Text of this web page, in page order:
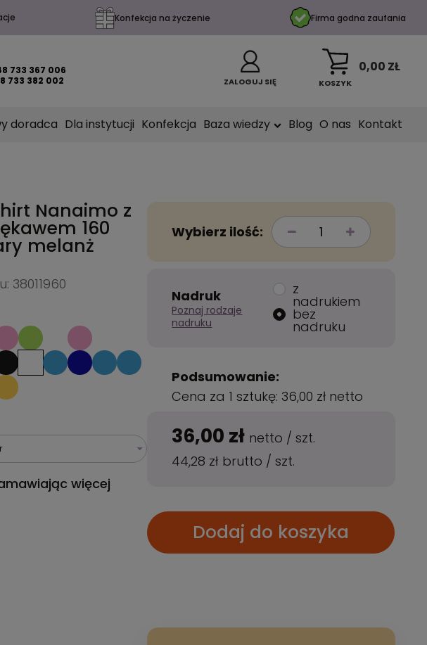
Konfekcja na życzenie Firma godna zaufania
733 367 006
733 382 002 ZALOGUJ SIĘ KOSZYK
0,00 ZŁ
doradca Dla instytucji Konfekcja Baza wiedzy Blog O nas Kontakt
Nanaimo z
160
melanż
38011960
więcej
Wybierz ilość:
Nadruk
Poznaj rodzaje
nadruku
z
nadrukiem
bez
nadruku
Podsumowanie:
Cena za 1 sztukę: 36,00 zł netto
36,00 zł netto /szt.
44,28 zł brutto /szt.
Dodaj do koszyka